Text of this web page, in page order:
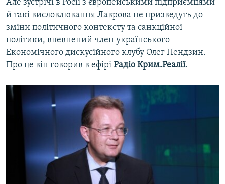
Але зустрічі в Росії з європейськими підприємцями
й такі висловлювання Лаврова не призведуть до
зміни політичного контексту та санкційної
політики, впевнений член українського
Економічного дискусійного клубу Олег Пендзин.
Про це він говорив в ефірі Радіо Крим.Реалії.